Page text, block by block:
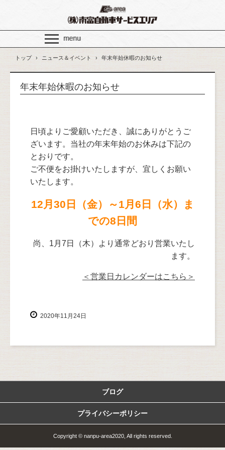
トップ › ニュース＆イベント › 年末年始休暇のお知らせ
年末年始休暇のお知らせ
日頃よりご愛顧いただき、誠にありがとうご
ざいます。当社の年末年始のお休みは下記の
とおりです。
ご不便をお掛けいたしますが、宜しくお願い
いたします。
12月30日（金）～1月6日（水）ま
での8日間
尚、1月7日（木）より通常どおり営業いたし
ます。
＜営業日カレンダーはこちら＞
2020年11月24日
ブログ
プライバシーポリシー
Copyright © nanpu-area2020, All rights reserved.